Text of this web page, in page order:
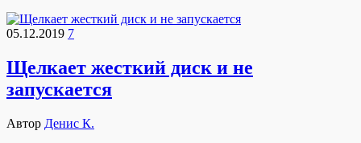
05.12.2019 7
Щелкает жесткий диск и не
запускается
Автор Денис К.